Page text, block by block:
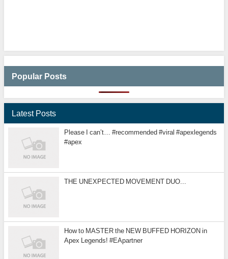
Popular Posts
Latest Posts
Please I can’t… #recommended #viral #apexlegends
#apex
THE UNEXPECTED MOVEMENT DUO...
How to MASTER the NEW BUFFED HORIZON in
Apex Legends! #EApartner